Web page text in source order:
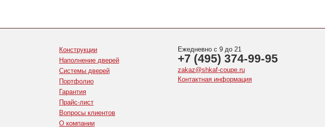
Конструкции
Наполнение дверей
Системы дверей
Портфолио
Гарантия
Прайс-лист
Вопросы клиентов
О компании
Ежедневно с 9 до 21
+7 (495) 374-99-95
zakaz@shkaf-coupe.ru
Контактная информация